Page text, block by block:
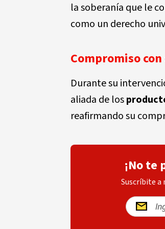
la soberanía que le
como un derecho
Compromiso
Durante su
aliada de los
reafirmando su
¡No te
Suscríbite